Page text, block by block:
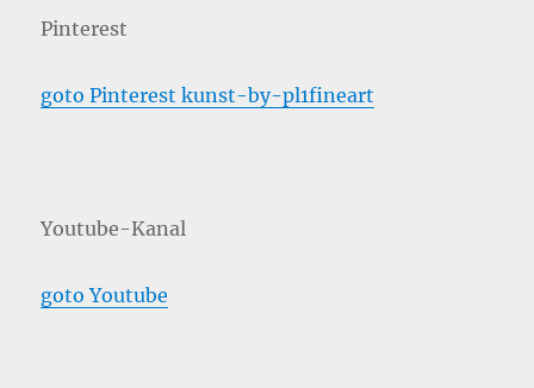
Pinterest
goto Pinterest kunst-by-pl1fineart
Youtube-Kanal
goto Youtube